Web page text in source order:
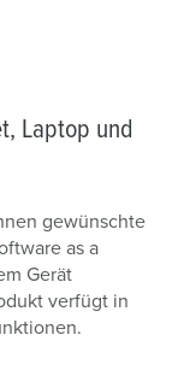
Laptop und
gewünschte
as a
Gerät
verfügt in